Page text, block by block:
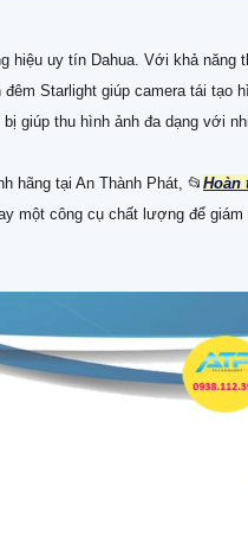
hiệu uy tín Dahua. Với khả năng
Starlight giúp camera tái tạo
giúp thu hình ảnh đa dạng với
hãng tại An Thành Phát, 📂 Hoàn
một công cụ chất lượng để